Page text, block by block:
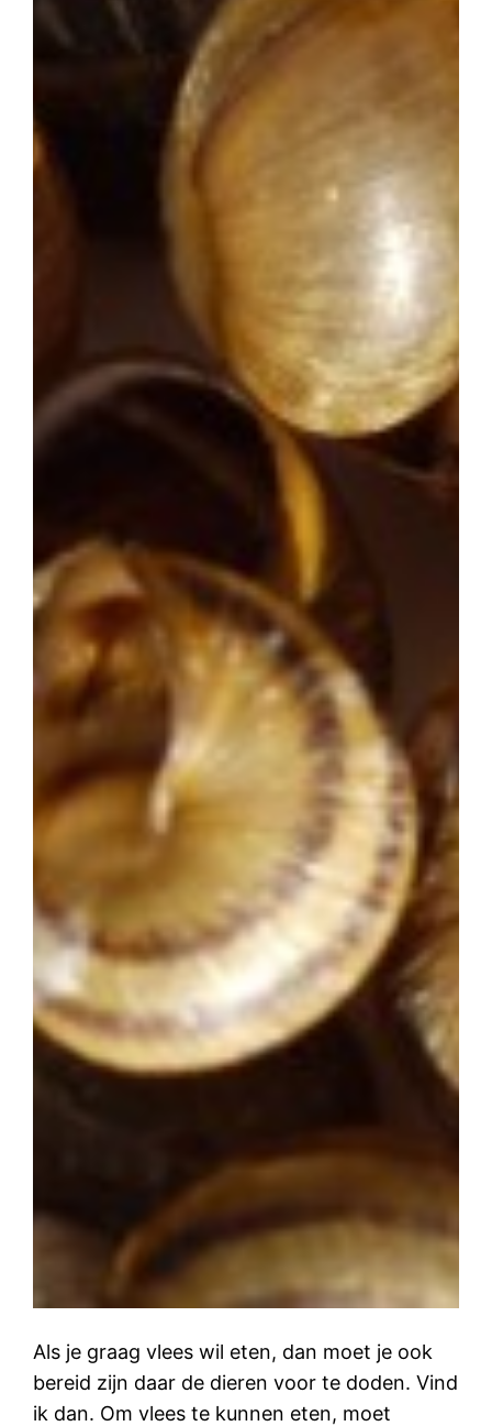
Als je graag vlees wil eten, dan moet je ook
bereid zijn daar de dieren voor te doden. Vind
ik dan. Om vlees te kunnen eten, moet